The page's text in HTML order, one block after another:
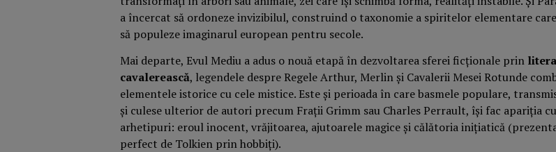
a încercat să ordoneze invizibilul, construind o taxonomie a spiritelor elementare
să populeze imaginarul european pentru secole.
Mai departe, Evul Mediu a adus o nouă etapă în dezvoltarea sferei ficționale prin
cavalerească, legendele despre Regele Arthur, Merlin și Cavalerii Mesei Rotunde
elementele istorice cu cele mistice. Este și perioada în care basmele populare,
și culese ulterior de autori precum Frații Grimm sau Charles Perrault, își fac apariția
arhetipuri: eroul inocent, vrăjitoarea, ajutoarele magice și călătoria inițiatică
perfect de Tolkien prin hobbiți).